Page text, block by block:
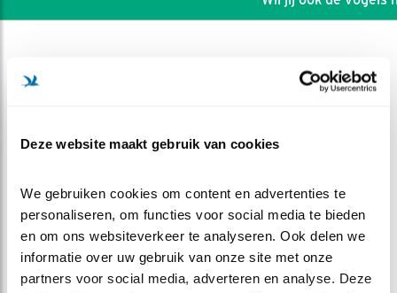
Deze website maakt gebruik van cookies
We gebruiken cookies om content en advertenties te
personaliseren, om functies voor social media te bieden
en om ons websiteverkeer te analyseren. Ook delen we
informatie over uw gebruik van onze site met onze
partners voor social media, adverteren en analyse. Deze